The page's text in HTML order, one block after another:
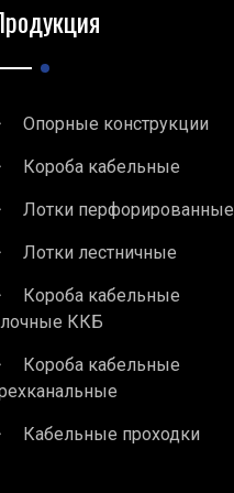
Опорные конструкции
Короба кабельные
Лотки перфорированные
Лотки лестничные
Короба кабельные
ККБ
Короба кабельные
Кабельные проходки